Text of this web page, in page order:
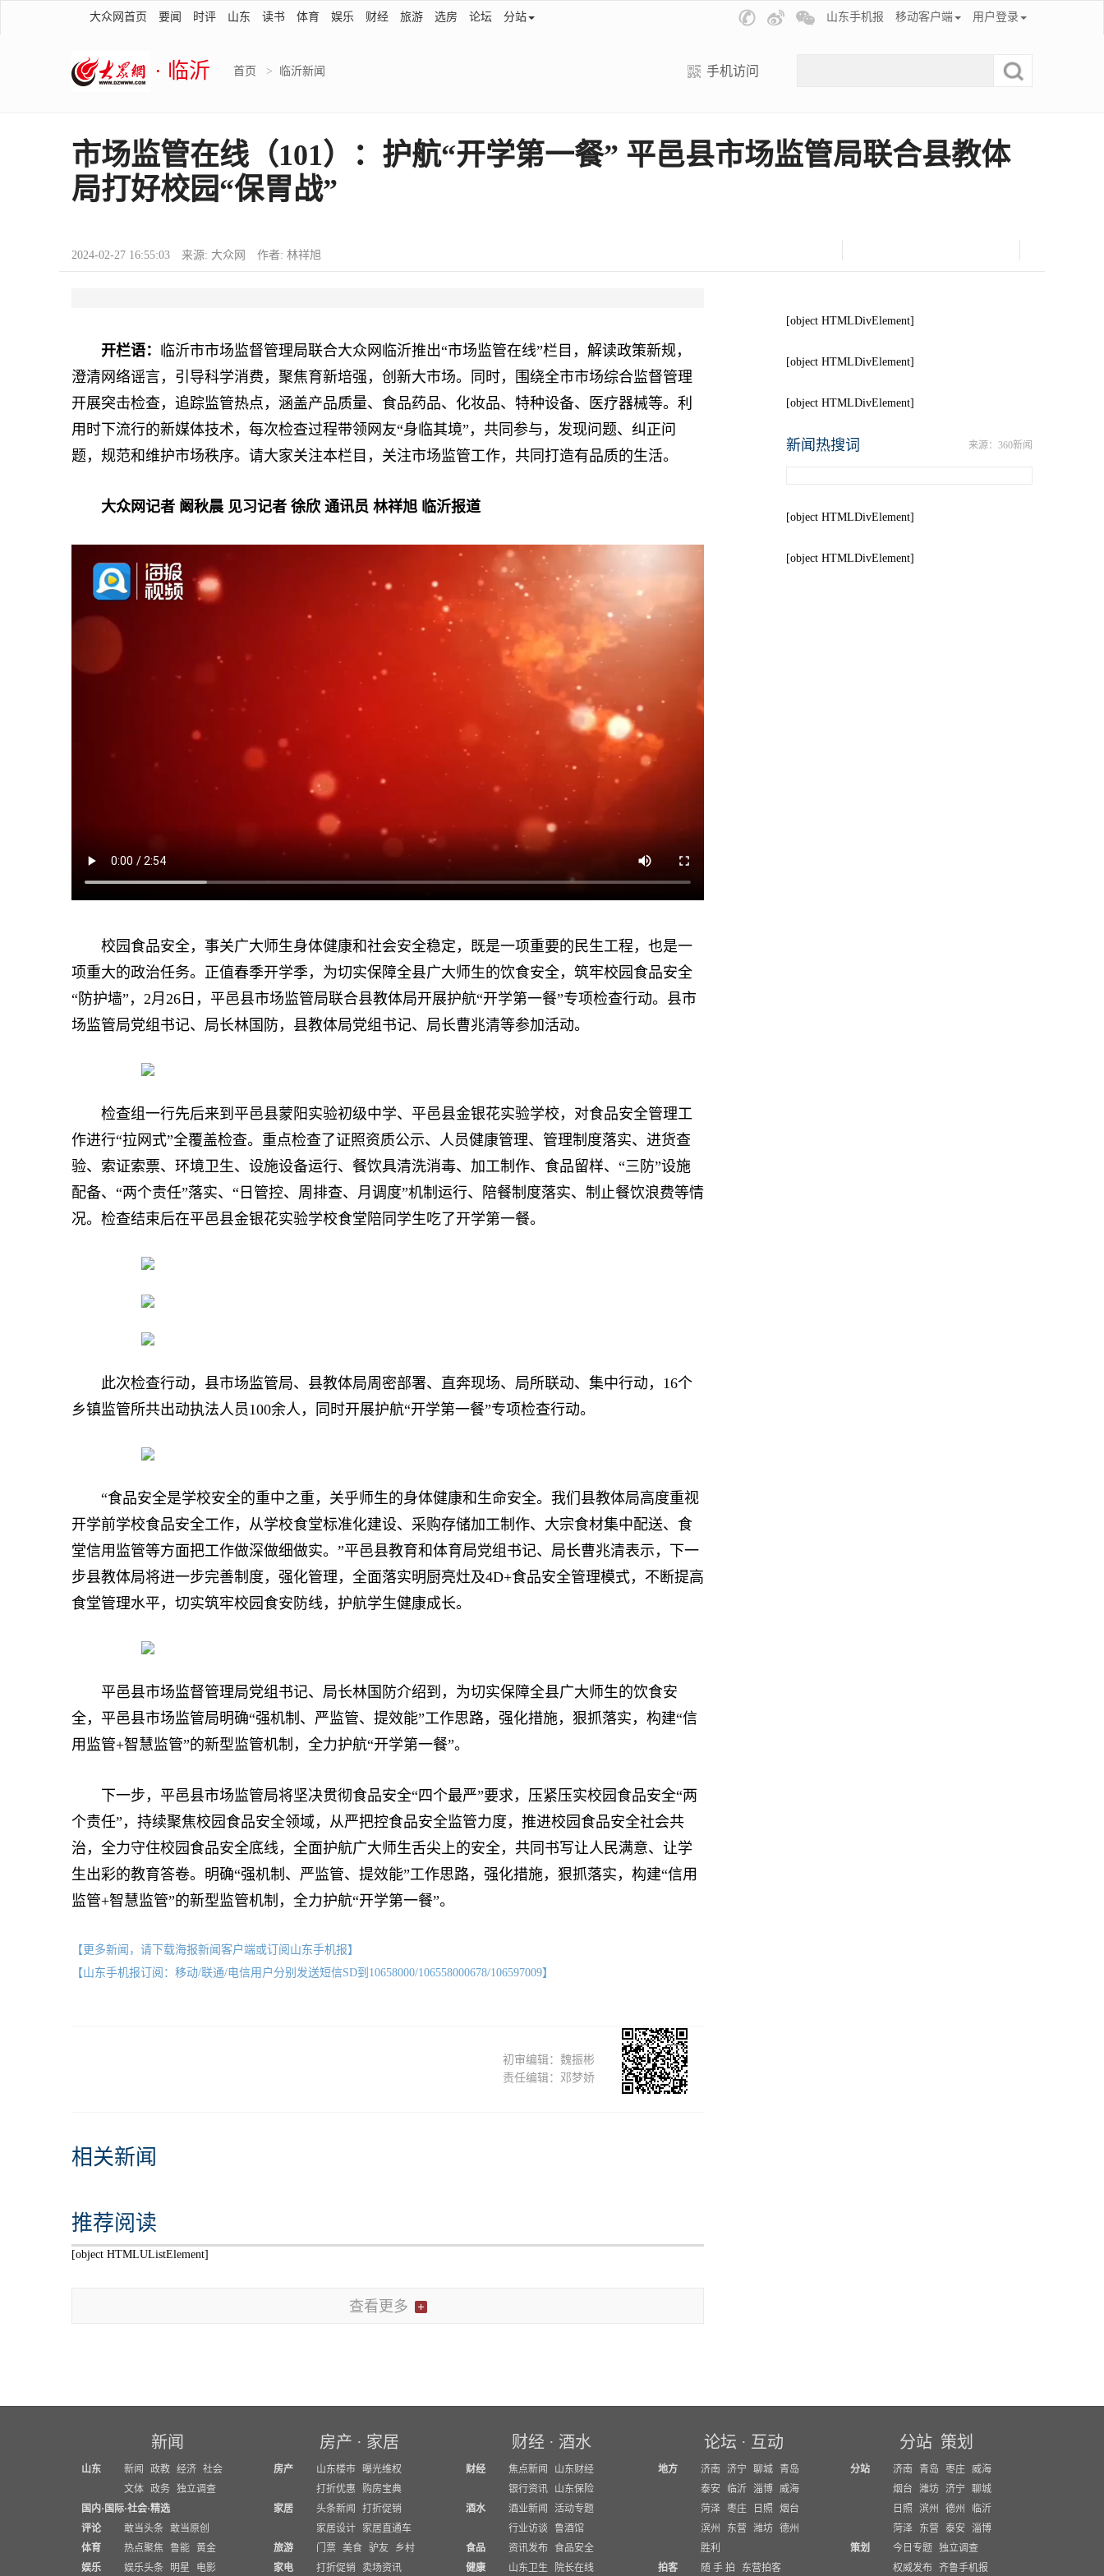
大众网首页 要闻 时评 山东 读书 体育 娱乐 财经 旅游 选房 论坛 分站 山东手机报 移动客户端 用户登录
· 临沂 首页 > 临沂新闻 手机访问
市场监管在线（101）：护航“开学第一餐” 平邑县市场监管局联合县教体
局打好校园“保胃战”
2024-02-27 16:55:03 来源: 大众网 作者: 林祥旭
开栏语： 临沂市市场监督管理局联合大众网临沂推出“市场监管在线”栏目，解读政策新规，
澄清网络谣言，引导科学消费，聚焦育新培强，创新大市场。同时，围绕全市市场综合监督管理
开展突击检查，追踪监管热点，涵盖产品质量、食品药品、化妆品、特种设备、医疗器械等。利
用时下流行的新媒体技术，每次检查过程带领网友“身临其境”，共同参与，发现问题、纠正问
题，规范和维护市场秩序。请大家关注本栏目，关注市场监管工作，共同打造有品质的生活。
大众网记者 阚秋晨 见习记者 徐欣 通讯员 林祥旭 临沂报道
校园食品安全，事关广大师生身体健康和社会安全稳定，既是一项重要的民生工程，也是一
项重大的政治任务。正值春季开学季，为切实保障全县广大师生的饮食安全，筑牢校园食品安全
“防护墙”，2月26日，平邑县市场监管局联合县教体局开展护航“开学第一餐”专项检查行动。县市
场监管局党组书记、局长林国防，县教体局党组书记、局长曹兆清等参加活动。
检查组一行先后来到平邑县蒙阳实验初级中学、平邑县金银花实验学校，对食品安全管理工
作进行“拉网式”全覆盖检查。重点检查了证照资质公示、人员健康管理、管理制度落实、进货查
验、索证索票、环境卫生、设施设备运行、餐饮具清洗消毒、加工制作、食品留样、“三防”设施
配备、“两个责任”落实、“日管控、周排查、月调度”机制运行、陪餐制度落实、制止餐饮浪费等情
况。检查结束后在平邑县金银花实验学校食堂陪同学生吃了开学第一餐。
此次检查行动，县市场监管局、县教体局周密部署、直奔现场、局所联动、集中行动，16个
乡镇监管所共出动执法人员100余人，同时开展护航“开学第一餐”专项检查行动。
“食品安全是学校安全的重中之重，关乎师生的身体健康和生命安全。我们县教体局高度重视
开学前学校食品安全工作，从学校食堂标准化建设、采购存储加工制作、大宗食材集中配送、食
堂信用监管等方面把工作做深做细做实。”平邑县教育和体育局党组书记、局长曹兆清表示，下一
步县教体局将进一步完善制度，强化管理，全面落实明厨亮灶及4D+食品安全管理模式，不断提高
食堂管理水平，切实筑牢校园食安防线，护航学生健康成长。
平邑县市场监督管理局党组书记、局长林国防介绍到，为切实保障全县广大师生的饮食安
全，平邑县市场监管局明确“强机制、严监管、提效能”工作思路，强化措施，狠抓落实，构建“信
用监管+智慧监管”的新型监管机制，全力护航“开学第一餐”。
下一步，平邑县市场监管局将坚决贯彻食品安全“四个最严”要求，压紧压实校园食品安全“两
个责任”，持续聚焦校园食品安全领域，从严把控食品安全监管力度，推进校园食品安全社会共
治，全力守住校园食品安全底线，全面护航广大师生舌尖上的安全，共同书写让人民满意、让学
生出彩的教育答卷。明确“强机制、严监管、提效能”工作思路，强化措施，狠抓落实，构建“信用
监管+智慧监管”的新型监管机制，全力护航“开学第一餐”。
【更多新闻，请下载海报新闻客户端或订阅山东手机报】
【山东手机报订阅：移动/联通/电信用户分别发送短信SD到10658000/106558000678/106597009】
初审编辑：魏振彬
责任编辑：邓梦娇
相关新闻
推荐阅读
[object HTMLUListElement]
查看更多
[object HTMLDivElement]
[object HTMLDivElement]
[object HTMLDivElement]
新闻热搜词 来源：360新闻
[object HTMLDivElement]
[object HTMLDivElement]
新闻
山东 新闻 政教 经济 社会
文体 政务 独立调查
国内 · 国际·社会·精选
评论
敢当头条 敢当原创
体育
热点聚焦 鲁能 黄金
娱乐
娱乐头条 明星 电影
房产 · 家居
房产 山东楼市
曝光维权
打折优惠
购房宝典
家居
头条新闻
打折促销
家居设计
家居直通车
旅游
门票 美食 驴友
乡村
家电
打折促销 卖场资讯
财经 · 酒水
财经 焦点新闻
山东财经
银行资讯
山东保险
酒水
酒业新闻
活动专题
行业访谈
鲁酒馆
食品
资讯发布 食品安全
健康
山东卫生 院长在线
论坛 · 互动
地方 济南 济宁 聊城 青岛
泰安
临沂 淄博 威海
菏泽 枣庄 日照
烟台
滨州
东营 潍坊 德州
胜利
拍客
随 手 拍 东营拍客
分站 策划
分站 济南 青岛 枣庄 威海
烟台
潍坊 济宁
聊城
日照
滨州 德州
临沂
菏泽
东营 泰安
淄博
策划
今日专题
独立调查
权威发布
齐鲁手机报